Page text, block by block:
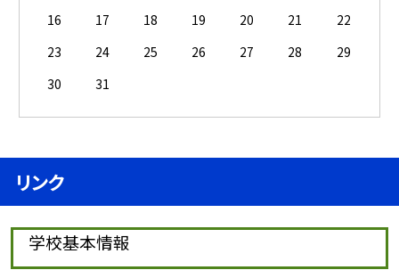
16
17 18 19 20 21
22
23
24 25 26 27 28
29
30
31
リンク
学校基本情報